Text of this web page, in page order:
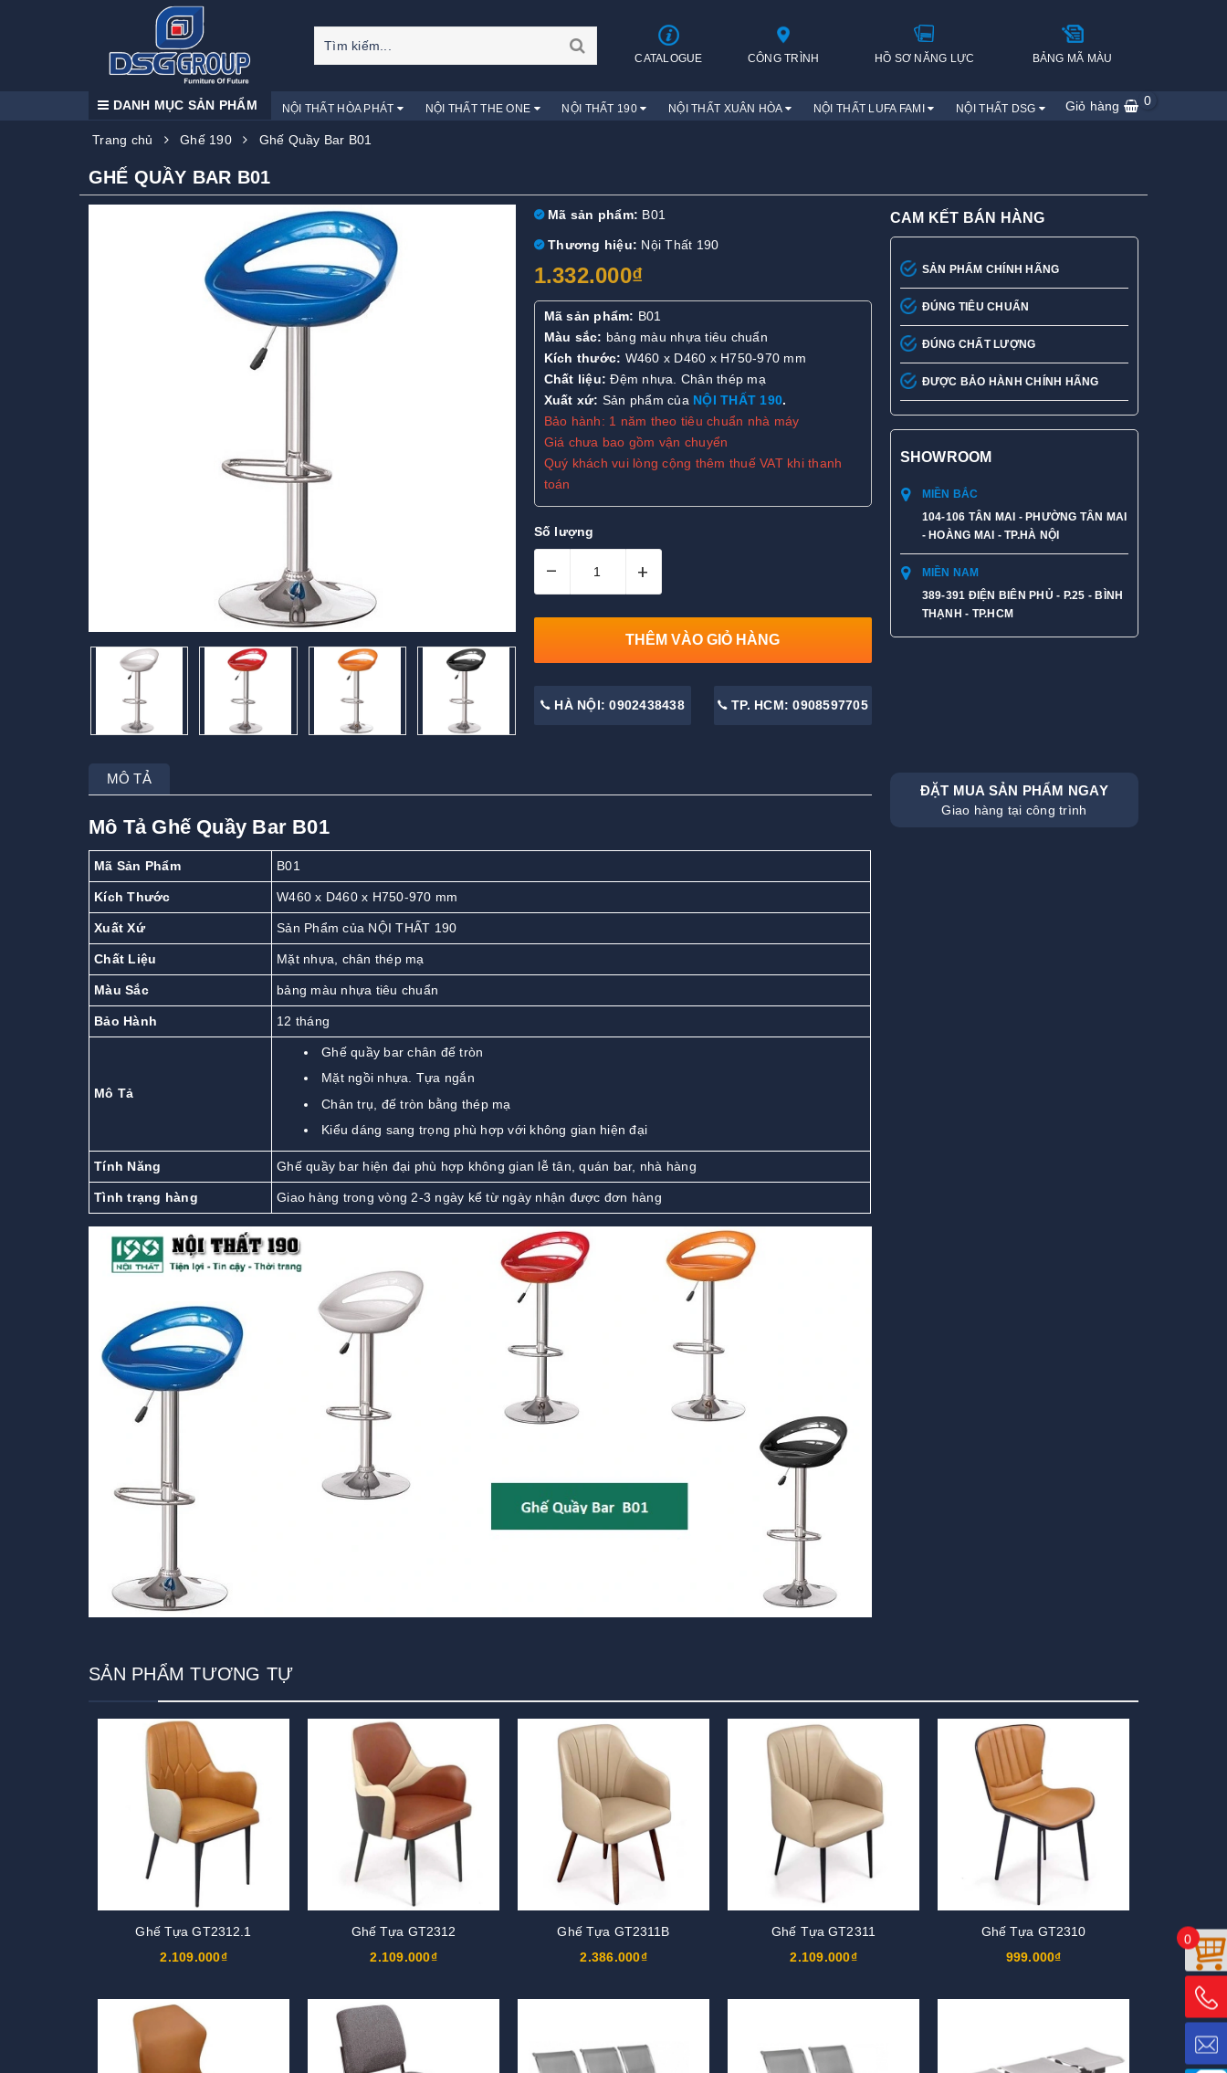
CATALOGUE CÔNG TRÌNH HỒ SƠ NĂNG LỰC BẢNG MÃ MÀU
DANH MỤC SẢN PHẨM NỘI THẤT HÒA PHÁT NỘI THẤT THE ONE NỘI THẤT 190 NỘI THẤT XUÂN HÒA NỘI THẤT LUFA FAMI NỘI THẤT DSG Giỏ hàng 0
Trang chủ Ghế 190 Ghế Quầy Bar B01
GHẾ QUẦY BAR B01
Mã sản phẩm: B01
Thương hiệu: Nội Thất 190
1.332.000₫
Mã sản phẩm: B01
Màu sắc: bảng màu nhựa tiêu chuẩn
Kích thước: W460 x D460 x H750-970 mm
Chất liệu: Đệm nhựa. Chân thép mạ
Xuất xứ: Sản phẩm của NỘI THẤT 190.
Bảo hành: 1 năm theo tiêu chuẩn nhà máy
Giá chưa bao gồm vận chuyển
Quý khách vui lòng cộng thêm thuế VAT khi thanh
toán
Số lượng
– +
THÊM VÀO GIỎ HÀNG
HÀ NỘI: 0902438438 TP. HCM: 0908597705
CAM KẾT BÁN HÀNG
SẢN PHẨM CHÍNH HÃNG
ĐÚNG TIÊU CHUẨN
ĐÚNG CHẤT LƯỢNG
ĐƯỢC BẢO HÀNH CHÍNH HÃNG
SHOWROOM
MIỀN BẮC
104-106 TÂN MAI - PHƯỜNG TÂN MAI
- HOÀNG MAI - TP.HÀ NỘI
MIỀN NAM
389-391 ĐIỆN BIÊN PHỦ - P.25 - BÌNH
THẠNH - TP.HCM
MÔ TẢ
Mô Tả Ghế Quầy Bar B01
Mã Sản Phẩm B01
Kích Thước W460 x D460 x H750-970 mm
Xuất Xứ Sản Phẩm của NỘI THẤT 190
Chất Liệu Mặt nhựa, chân thép mạ
Màu Sắc bảng màu nhựa tiêu chuẩn
Bảo Hành 12 tháng
Mô Tả
Ghế quầy bar chân đế tròn
Mặt ngồi nhựa. Tựa ngắn
Chân trụ, đế tròn bằng thép mạ
Kiểu dáng sang trọng phù hợp với không gian hiện đại
Tính Năng Ghế quầy bar hiện đại phù hợp không gian lễ tân, quán bar, nhà hàng
Tình trạng hàng Giao hàng trong vòng 2-3 ngày kể từ ngày nhận được đơn hàng
ĐẶT MUA SẢN PHẨM NGAY
Giao hàng tại công trình
SẢN PHẨM TƯƠNG TỰ
Ghế Tựa GT2312.1
2.109.000₫
Ghế Tựa GT2312
2.109.000₫
Ghế Tựa GT2311B
2.386.000₫
Ghế Tựa GT2311
2.109.000₫
Ghế Tựa GT2310
999.000₫
0